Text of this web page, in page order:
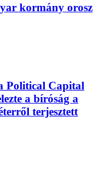
kormány orosz
Political Capital
a bíróság a
terjesztett